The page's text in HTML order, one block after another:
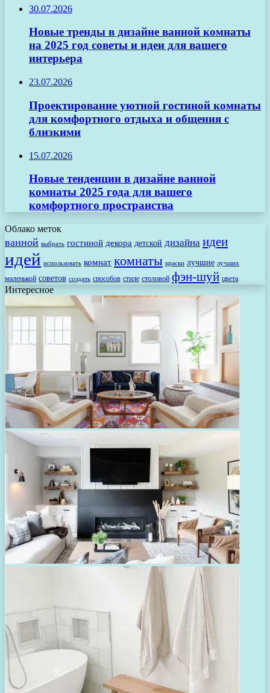
30.07.2026
Новые тренды в дизайне ванной комнаты
на 2025 год советы и идеи для вашего
интерьера
23.07.2026
Проектирование уютной гостиной комнаты
для комфортного отдыха и общения с
близкими
15.07.2026
Новые тенденции в дизайне ванной
комнаты 2025 года для вашего
комфортного пространства
Облако меток
ванной выбрать гостиной декора детской дизайна идеи
идей использовать комнат комнаты краски лучшие лучших
маленькой советов создать способов стиле столовой фэн-шуй цвета
Интересное